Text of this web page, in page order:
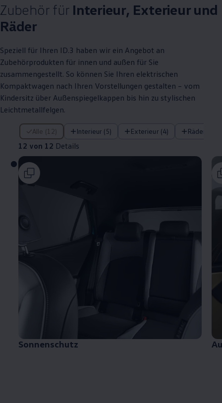
Zubehörfür Interieur, Exterieur und
Räder
Speziell für Ihren ID.3 haben wir ein Angebot an
Zubehörprodukten für innen und außen für Sie
zusammengestellt. So können Sie Ihren elektrischen
Kompaktwagen nach Ihren Vorstellungen gestalten – vom
Kindersitz über Außenspiegelkappen bis hin zu stylischen
Leichtmetallfelgen.
Alle (12) Interieur (5) Exterieur (4) Räder (3)
12 von 12 Details
12 von 12 Details
Sonnenschutz